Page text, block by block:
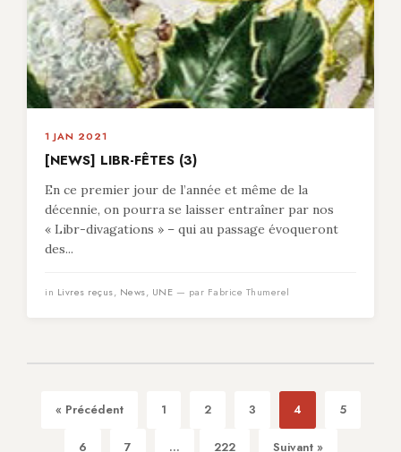
1 JAN 2021
[NEWS] LIBR-FÊTES (3)
En ce premier jour de l’année et même de la
décennie, on pourra se laisser entraîner par nos
« Libr-divagations » – qui au passage évoqueront
des...
in Livres reçus, News, UNE — par Fabrice Thumerel
« Précédent 1 2 3 4 5
6 7 ... 222 Suivant »